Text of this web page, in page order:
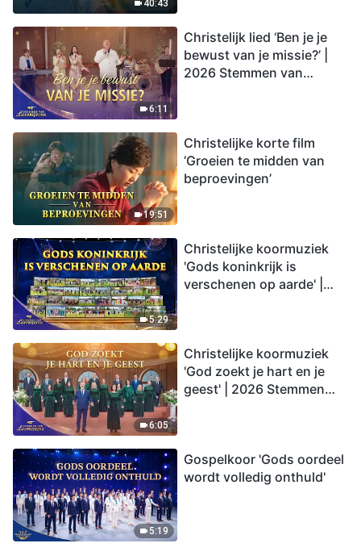
40:43
6:11
Christelijk lied ‘Ben je je
bewust van je missie?’ |
2026 Stemmen van
19:51
Christelijke korte film
‘Groeien te midden van
beproevingen’
5:29
Christelijke koormuziek
'Gods koninkrijk is
verschenen op aarde' |
6:05
Christelijke koormuziek
'God zoekt je hart en je
geest' | 2026 Stemmen
5:19
Gospelkoor 'Gods oordeel
wordt volledig onthuld'